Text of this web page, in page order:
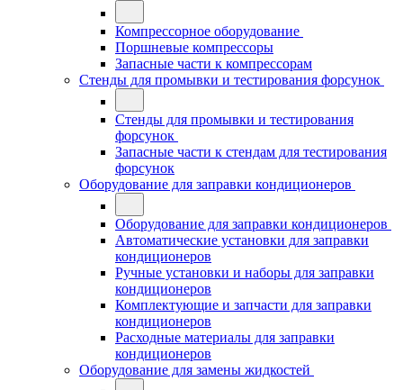
Компрессорное оборудование
Поршневые компрессоры
Запасные части к компрессорам
Стенды для промывки и тестирования форсунок
Стенды для промывки и тестирования
форсунок
Запасные части к стендам для тестирования
форсунок
Оборудование для заправки кондиционеров
Оборудование для заправки кондиционеров
Автоматические установки для заправки
кондиционеров
Ручные установки и наборы для заправки
кондиционеров
Комплектующие и запчасти для заправки
кондиционеров
Расходные материалы для заправки
кондиционеров
Оборудование для замены жидкостей